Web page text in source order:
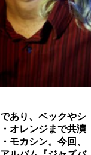
あり、ベックやシ
オレンジまで共演
モカシン。今回、